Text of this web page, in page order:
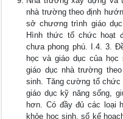
nhà trường theo định
sở chương trình giáo
Hình thức tổ chức hoạt
chưa phong phú. I.4. 3.
học và giáo dục của
giáo dục nhà trường
sinh. Tăng cường tổ chức
giáo dục kỹ năng sống,
hơn. Có đầy đủ các loại
khỏe học sinh, sổ kế